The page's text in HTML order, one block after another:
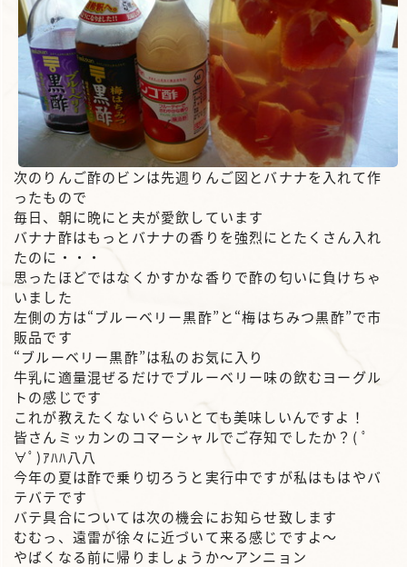
次のりんご酢のビンは先週りんご図とバナナを入れて作
ったもので
毎日、朝に晩にと夫が愛飲しています
バナナ酢はもっとバナナの香りを強烈にとたくさん入れ
たのに・・・
思ったほどではなくかすかな香りで酢の匂いに負けちゃ
いました
左側の方は“ブルーベリー黒酢”と“梅はちみつ黒酢”で市
販品です
“ブルーベリー黒酢”は私のお気に入り
牛乳に適量混ぜるだけでブルーベリー味の飲むヨーグル
トの感じです
これが教えたくないぐらいとても美味しいんですよ！
皆さんミッカンのコマーシャルでご存知でしたか？( ﾟ
∀ﾟ)ｱﾊﾊ八八
今年の夏は酢で乗り切ろうと実行中ですが私はもはやバ
テバテです
バテ具合については次の機会にお知らせ致します
むむっ、遠雷が徐々に近づいて来る感じですよ～
やばくなる前に帰りましょうか～アンニョン